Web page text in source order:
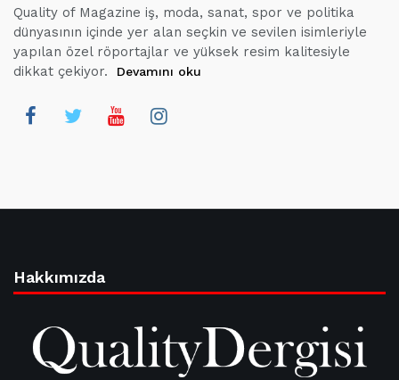
Quality of Magazine iş, moda, sanat, spor ve politika
dünyasının içinde yer alan seçkin ve sevilen isimleriyle
yapılan özel röportajlar ve yüksek resim kalitesiyle
dikkat çekiyor.
Devamını oku
Hakkımızda